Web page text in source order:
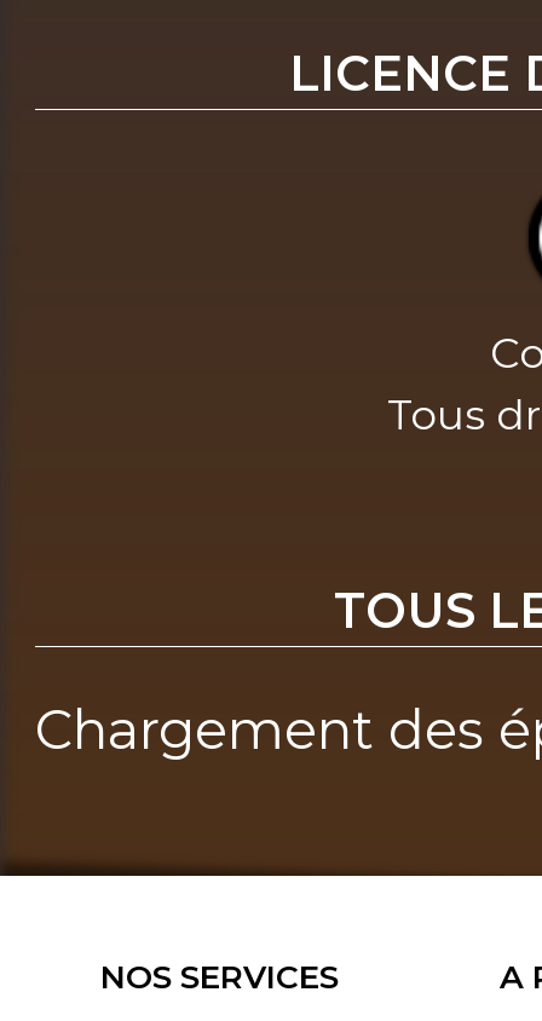
LICENCE
Tous
TOUS
Chargement des
NOS SERVICES A